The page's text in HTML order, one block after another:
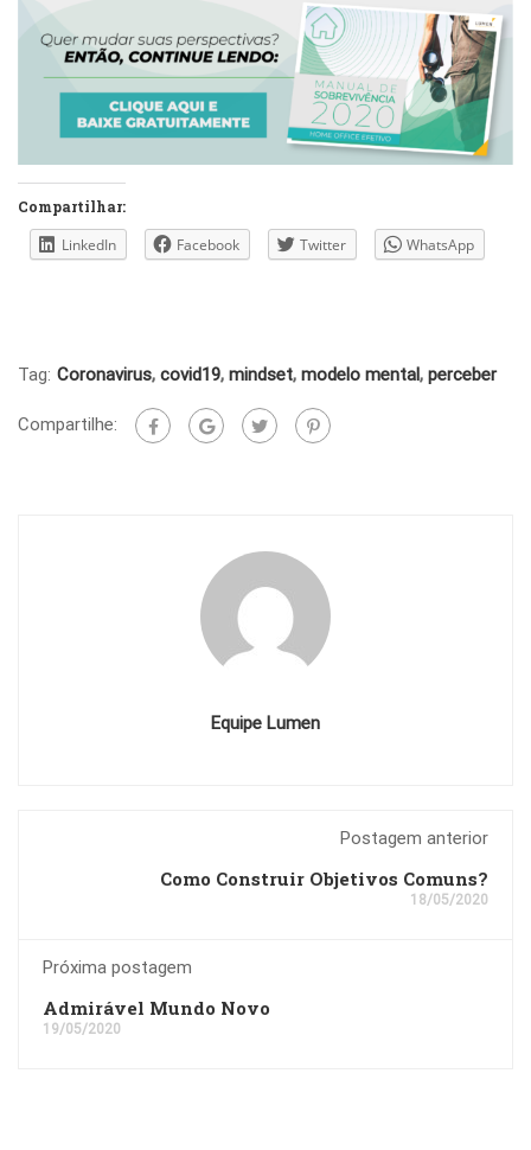
Compartilhar:
LinkedIn Facebook Twitter WhatsApp
Tag: Coronavirus, covid19, mindset, modelo mental, perceber
Compartilhe:
Equipe Lumen
Postagem anterior
Como Construir Objetivos Comuns?
18/05/2020
Próxima postagem
Admirável Mundo Novo
19/05/2020